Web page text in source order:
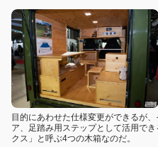
目的にあわせた仕様変更ができるが
ア、足踏み用ステップとして活用で
クス」と呼ぶ4つの木箱なのだ。